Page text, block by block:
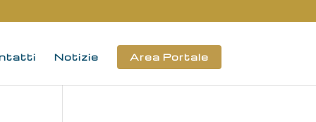
Notizie Area Portale